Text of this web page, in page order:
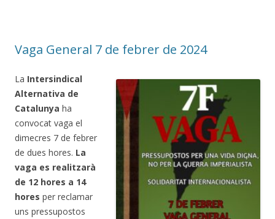
Vaga General 7 de febrer de 2024
La Intersindical
Alternativa de
Catalunya ha
convocat vaga el
dimecres 7 de febrer
de dues hores. La
vaga es realitzarà
de 12 hores a 14
hores per reclamar
uns pressupostos